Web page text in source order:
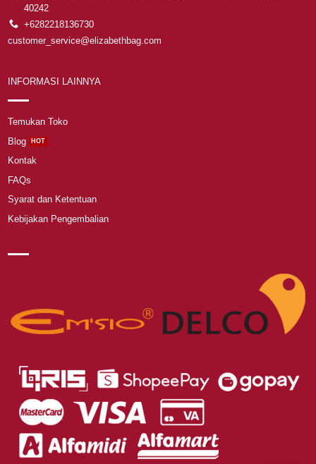
40242
+6282218136730
customer_service@elizabethbag.com
INFORMASI LAINNYA
Temukan Toko
Blog
Kontak
FAQs
Syarat dan Ketentuan
Kebijakan Pengembalian